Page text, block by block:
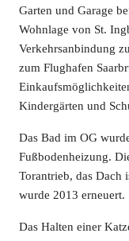
Garten und Garage
Wohnlage von St.
Verkehrsanbindung
zum Flughafen
Kindergärten und
Das Bad im OG
Fußbodenheizung.
Torantrieb, das Dach
wurde 2013 erneuert.
Das Halten einer